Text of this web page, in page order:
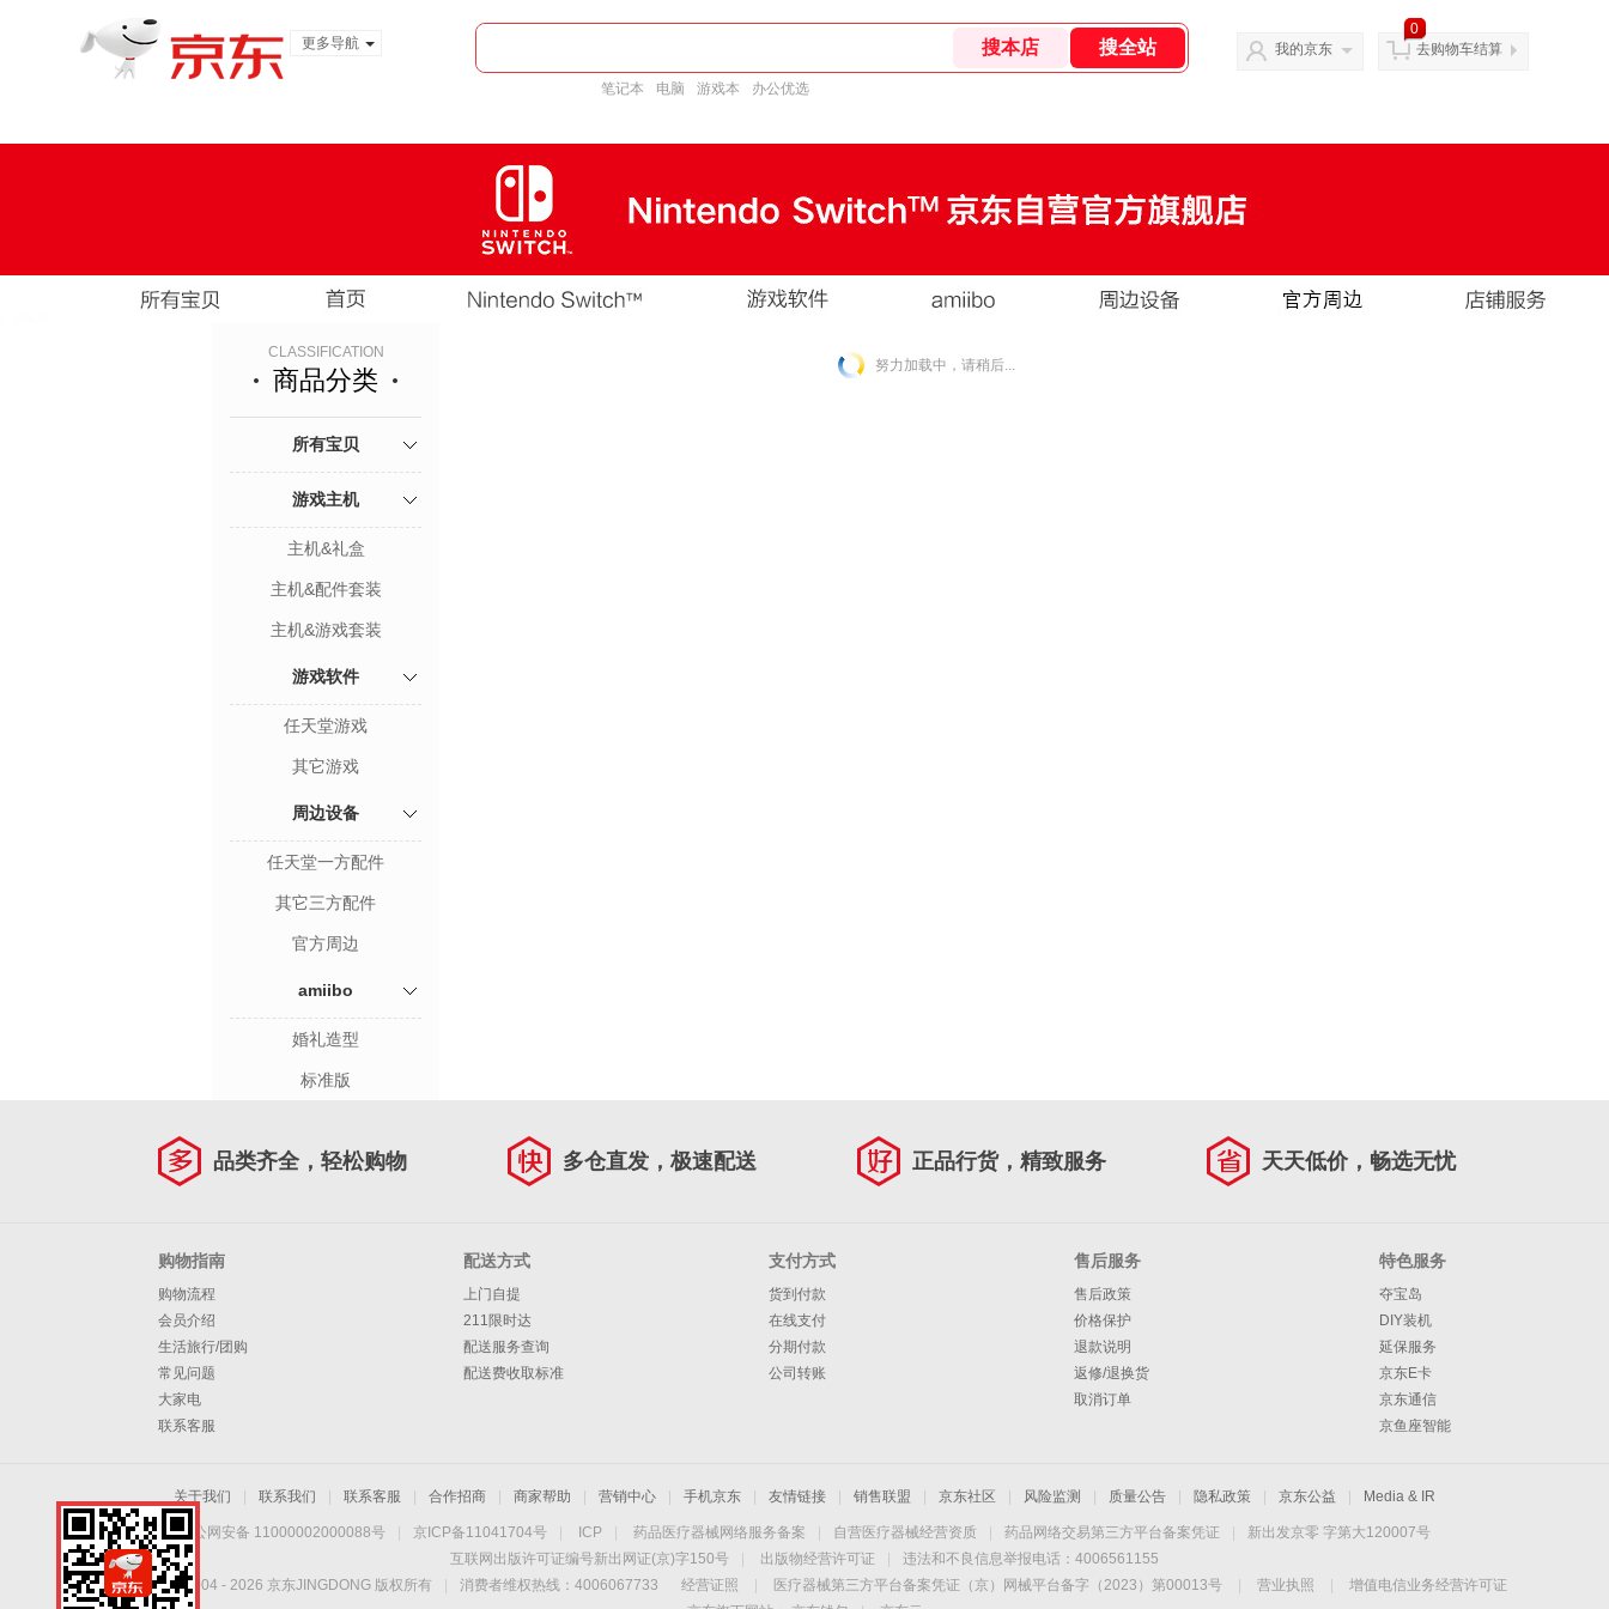
更多导航
笔记本 电脑 游戏本 办公优选
我的京东
0
去购物车结算
CLASSIFICATION
商品分类
所有宝贝
游戏主机
主机&礼盒
主机&配件套装
主机&游戏套装
游戏软件
任天堂游戏
其它游戏
周边设备
任天堂一方配件
其它三方配件
官方周边
amiibo
婚礼造型
标准版
努力加载中，请稍后...
品类齐全，轻松购物 多仓直发，极速配送 正品行货，精致服务 天天低价，畅选无忧
购物指南
购物流程
会员介绍
生活旅行/团购
常见问题
大家电
联系客服
配送方式
上门自提
211限时达
配送服务查询
配送费收取标准
支付方式
货到付款
在线支付
分期付款
公司转账
售后服务
售后政策
价格保护
退款说明
返修/退换货
取消订单
特色服务
夺宝岛
DIY装机
延保服务
京东E卡
京东通信
京鱼座智能
关于我们 联系我们 联系客服 合作招商 商家帮助 营销中心 手机京东 友情链接 销售联盟 京东社区 风险监测 质量公告 隐私政策 京东公益 Media & IR
京公网安备 11000002000088号 京ICP备11041704号 ICP 药品医疗器械网络服务备案 自营医疗器械经营资质 药品网络交易第三方平台备案凭证
新出发京零 字第大120007号
互联网出版许可证编号新出网证(京)字150号
出版物经营许可证
违法和不良信息举报电话：4006561155
Copyright © 2004 - 2026 京东JINGDONG 版权所有 消费者维权热线：4006067733 经营证照 医疗器械第三方平台备案凭证（京）网械平台备字（2023）第00013号 营业执照
增值电信业务经营许可证